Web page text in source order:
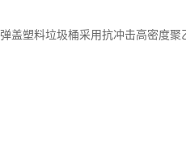
弹盖塑料垃圾桶采用抗冲击高密度